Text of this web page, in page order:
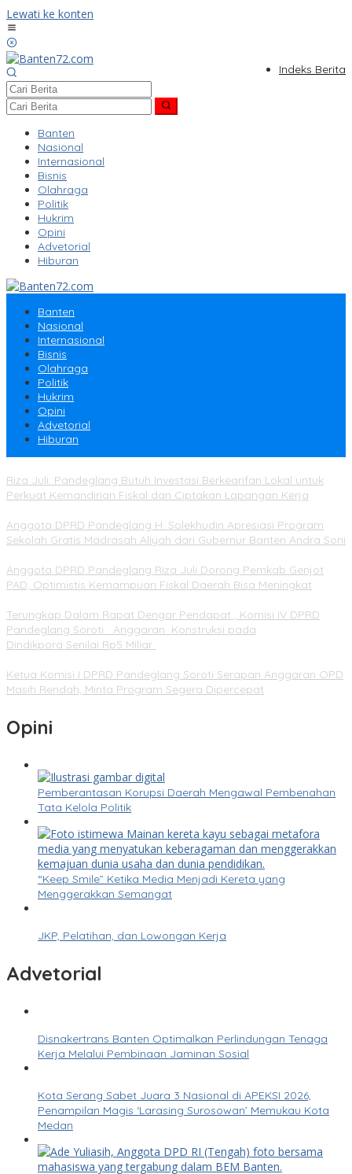
Lewati ke konten
Indeks Berita
Banten
Nasional
Internasional
Bisnis
Olahraga
Politik
Hukrim
Opini
Advetorial
Hiburan
Banten
Nasional
Internasional
Bisnis
Olahraga
Politik
Hukrim
Opini
Advetorial
Hiburan
Riza Juli: Pandeglang Butuh Investasi Berkearifan Lokal untuk
Perkuat Kemandirian Fiskal dan Ciptakan Lapangan Kerja
Anggota DPRD Pandeglang H. Solekhudin Apresiasi Program
Sekolah Gratis Madrasah Aliyah dari Gubernur Banten Andra Soni
Anggota DPRD Pandeglang Riza Juli Dorong Pemkab Genjot
PAD, Optimistis Kemampuan Fiskal Daerah Bisa Meningkat
Terungkap Dalam Rapat Dengar Pendapat , Komisi IV DPRD
Pandeglang Soroti Anggaran Konstruksi pada
Dindikpora Senilai Rp5 Miliar
Ketua Komisi I DPRD Pandeglang Soroti Serapan Anggaran OPD
Masih Rendah, Minta Program Segera Dipercepat
Opini
Pemberantasan Korupsi Daerah Mengawal Pembenahan
Tata Kelola Politik
“Keep Smile” Ketika Media Menjadi Kereta yang
Menggerakkan Semangat
JKP, Pelatihan, dan Lowongan Kerja
Advetorial
Disnakertrans Banten Optimalkan Perlindungan Tenaga
Kerja Melalui Pembinaan Jaminan Sosial
Kota Serang Sabet Juara 3 Nasional di APEKSI 2026,
Penampilan Magis ‘Larasing Surosowan’ Memukau Kota
Medan